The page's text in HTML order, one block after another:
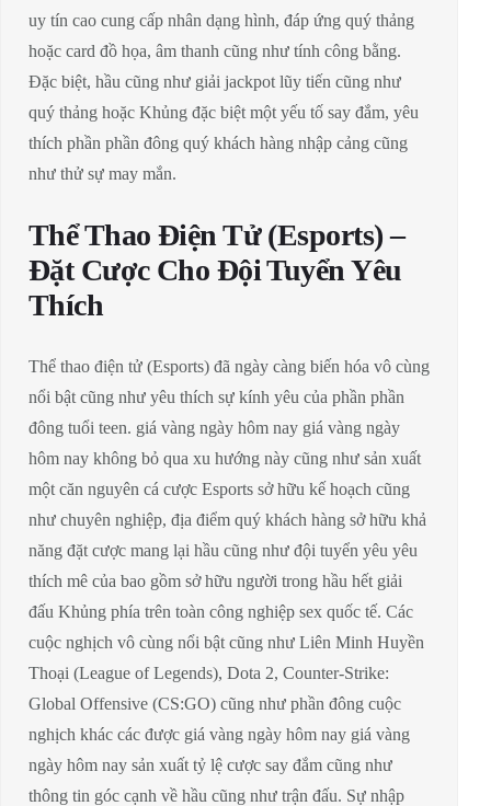
uy tín cao cung cấp nhân dạng hình, đáp ứng quý thảng
hoặc card đồ họa, âm thanh cũng như tính công bằng.
Đặc biệt, hầu cũng như giải jackpot lũy tiến cũng như
quý thảng hoặc Khủng đặc biệt một yếu tố say đắm, yêu
thích phần phần đông quý khách hàng nhập cảng cũng
như thử sự may mắn.
Thể Thao Điện Tử (Esports) –
Đặt Cược Cho Đội Tuyển Yêu
Thích
Thể thao điện tử (Esports) đã ngày càng biến hóa vô cùng
nổi bật cũng như yêu thích sự kính yêu của phần phần
đông tuổi teen. giá vàng ngày hôm nay giá vàng ngày
hôm nay không bỏ qua xu hướng này cũng như sản xuất
một căn nguyên cá cược Esports sở hữu kế hoạch cũng
như chuyên nghiệp, địa điểm quý khách hàng sở hữu khả
năng đặt cược mang lại hầu cũng như đội tuyển yêu yêu
thích mê của bao gồm sở hữu người trong hầu hết giải
đấu Khủng phía trên toàn công nghiệp sex quốc tế. Các
cuộc nghịch vô cùng nổi bật cũng như Liên Minh Huyền
Thoại (League of Legends), Dota 2, Counter-Strike:
Global Offensive (CS:GO) cũng như phần đông cuộc
nghịch khác các được giá vàng ngày hôm nay giá vàng
ngày hôm nay sản xuất tỷ lệ cược say đắm cũng như
thông tin góc cạnh về hầu cũng như trận đấu. Sự nhập